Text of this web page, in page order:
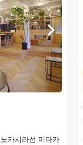
카시라선 미타카